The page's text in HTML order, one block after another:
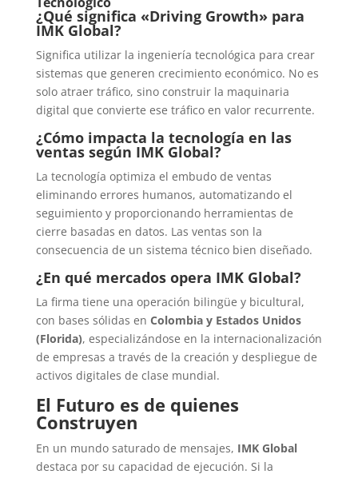
¿Qué significa «Driving Growth» para
IMK Global?
Significa utilizar la ingeniería tecnológica para crear
sistemas que generen crecimiento económico. No es
solo atraer tráfico, sino construir la maquinaria
digital que convierte ese tráfico en valor recurrente.
¿Cómo impacta la tecnología en las
ventas según IMK Global?
La tecnología optimiza el embudo de ventas
eliminando errores humanos, automatizando el
seguimiento y proporcionando herramientas de
cierre basadas en datos. Las ventas son la
consecuencia de un sistema técnico bien diseñado.
¿En qué mercados opera IMK Global?
La firma tiene una operación bilingüe y bicultural,
con bases sólidas en Colombia y Estados Unidos
(Florida), especializándose en la internacionalización
de empresas a través de la creación y despliegue de
activos digitales de clase mundial.
El Futuro es de quienes
Construyen
En un mundo saturado de mensajes, IMK Global
destaca por su capacidad de ejecución. Si la